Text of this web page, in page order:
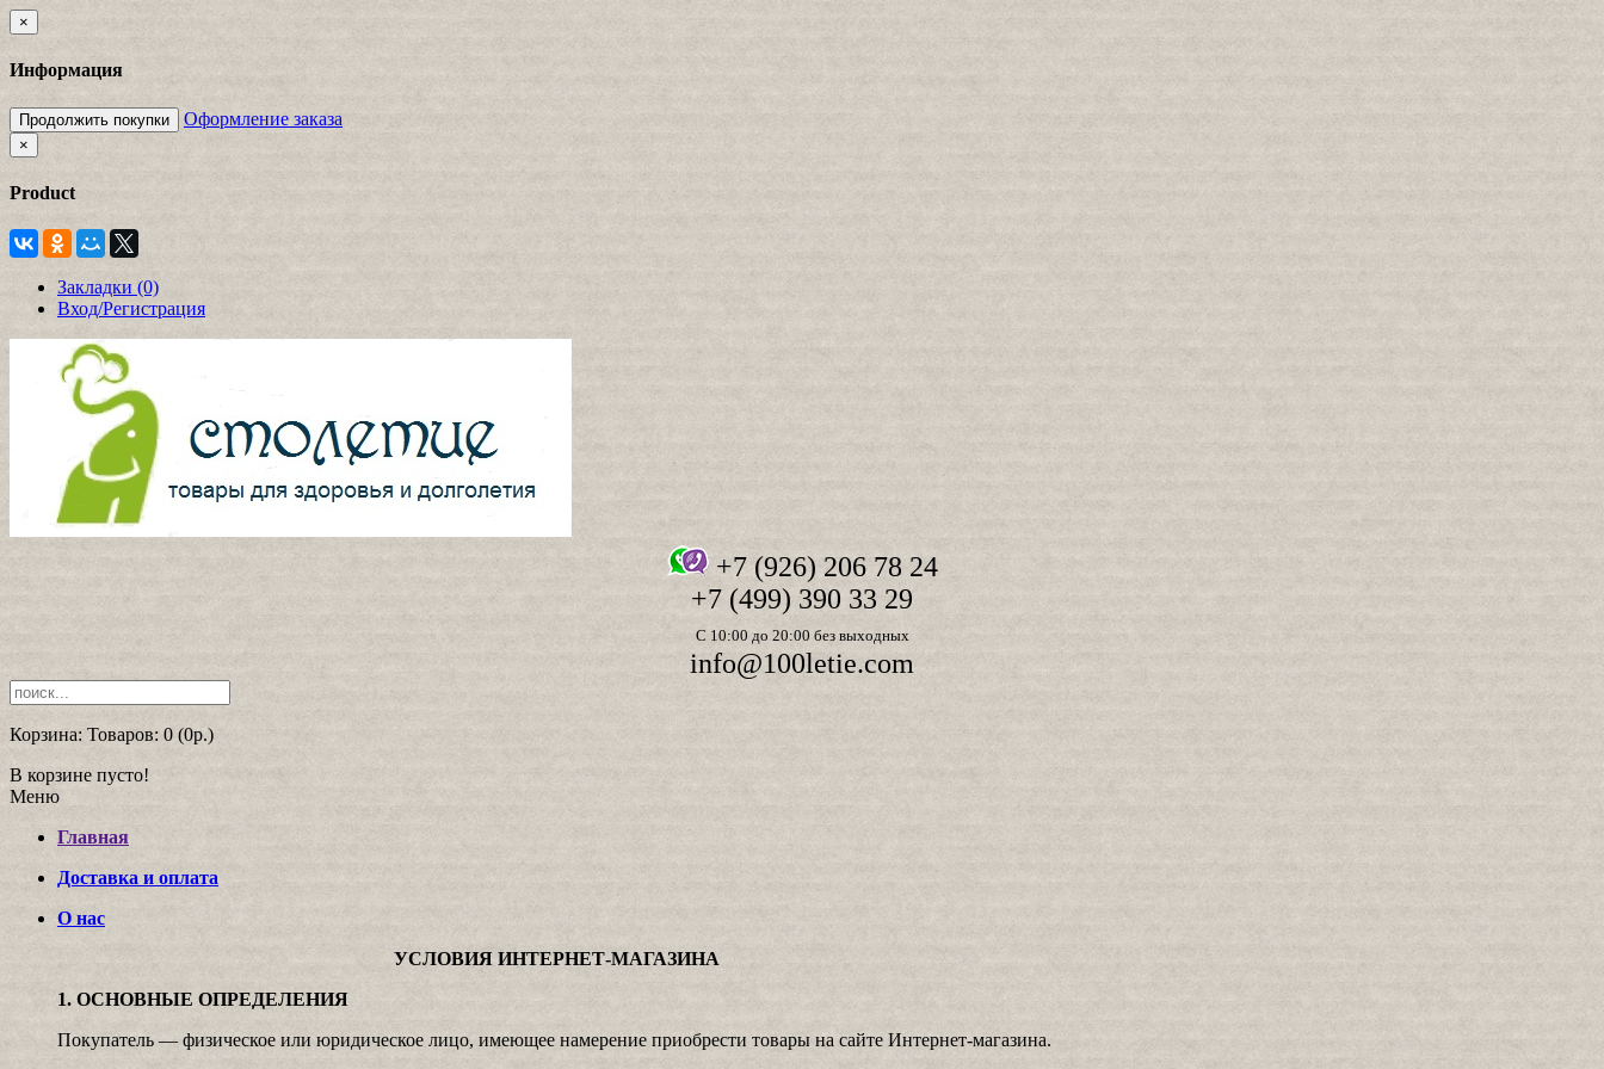
×
Информация
Продолжить покупки Оформление заказа
×
Product
Закладки (0)
Вход/Регистрация
+7 (926) 206 78 24
+7 (499) 390 33 29
С 10:00 до 20:00 без выходных
info@100letie.com
Корзина: Товаров: 0 (0р.)
В корзине пусто!
Меню
Главная
Доставка и оплата
О нас
УСЛОВИЯ ИНТЕРНЕТ-МАГАЗИНА
1. ОСНОВНЫЕ ОПРЕДЕЛЕНИЯ
Покупатель — физическое или юридическое лицо, имеющее намерение приобрести товары на сайте Интернет-магазина.